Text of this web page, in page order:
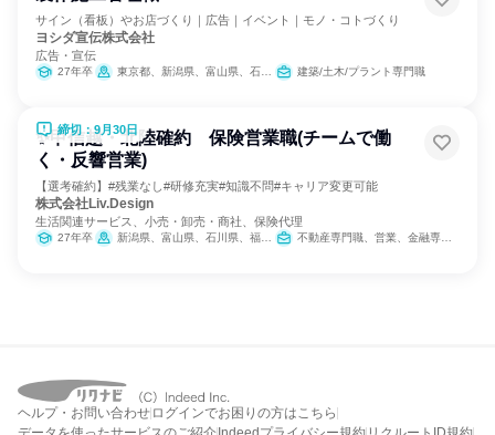
サイン（看板）やお店づくり｜広告｜イベント｜モノ・コトづくり
ヨシダ宣伝株式会社
広告・宣伝
27年卒 東京都、新潟県、富山県、石川県、福井県、長野県 建築/土木/プラント専門職
締切：9月30日
✨甲信越・北陸確約 保険営業職(チームで働
く・反響営業)
【選考確約】#残業なし#研修充実#知識不問#キャリア変更可能
株式会社Liv.Design
生活関連サービス、小売・卸売・商社、保険代理
27年卒 新潟県、富山県、石川県、福井県、長野県 不動産専門職、営業、金融専門職、サービス/接客、小売販売/流通、経営/事業企画、広報/IR、マーケティング・広告・宣伝、カスタマーサポート/コールセンター
ヘルプ・お問い合わせ ログインでお困りの方はこちら